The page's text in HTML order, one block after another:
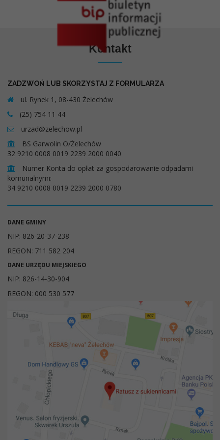
Kontakt
ZADZWOŃ LUB SKORZYSTAJ Z FORMULARZA
ul. Rynek 1, 08-430 Żelechów
(25) 754 11 44
urzad@zelechow.pl
BS Garwolin O/Żelechów
32 9210 0008 0019 2239 2000 0040
Numer Konta do opłat za gospodarowanie odpadami
komunalnymi:
34 9210 0008 0019 2239 2000 0780
DANE GMINY
NIP: 826-20-37-238
REGON: 711 582 204
DANE URZĘDU MIEJSKIEGO
NIP: 826-14-30-904
REGON: 000 530 577